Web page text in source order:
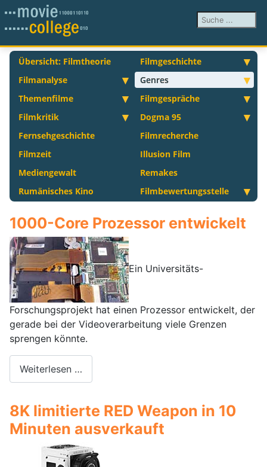
Suchen ...
Übersicht: Filmtheorie
Filmgeschichte
Filmanalyse
Genres
Themenfilme
Filmgespräche
Filmkritik
Dogma 95
Fernsehgeschichte
Filmrecherche
Filmzeit
Illusion Film
Mediengewalt
Remakes
Rumänisches Kino
Filmbewertungsstelle
1000-Core Prozessor entwickelt
Ein Universitäts-
Forschungsprojekt hat einen Prozessor entwickelt, der
gerade bei der Videoverarbeitung viele Grenzen
sprengen könnte.
Weiterlesen …
8K limitierte RED Weapon in 10
Minuten ausverkauft